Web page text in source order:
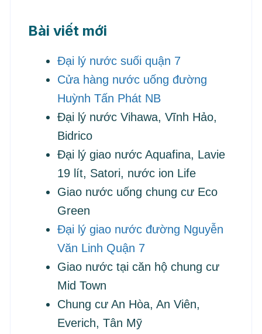
Bài viết mới
Đại lý nước suối quận 7
Cửa hàng nước uống đường
Huỳnh Tấn Phát NB
Đại lý nước Vihawa, Vĩnh Hảo,
Bidrico
Đại lý giao nước Aquafina, Lavie
19 lít, Satori, nước ion Life
Giao nước uống chung cư Eco
Green
Đại lý giao nước đường Nguyễn
Văn Linh Quận 7
Giao nước tại căn hộ chung cư
Mid Town
Chung cư An Hòa, An Viên,
Everich, Tân Mỹ